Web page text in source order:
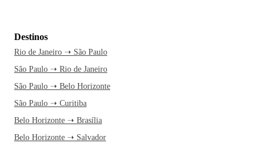
Destinos
Rio de Janeiro ➝ São Paulo
São Paulo ➝ Rio de Janeiro
São Paulo ➝ Belo Horizonte
São Paulo ➝ Curitiba
Belo Horizonte ➝ Brasília
Belo Horizonte ➝ Salvador